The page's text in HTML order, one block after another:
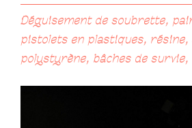
Déguisement de soubrette,
pistolets en plastiques, résine,
polystyrène, bâches de